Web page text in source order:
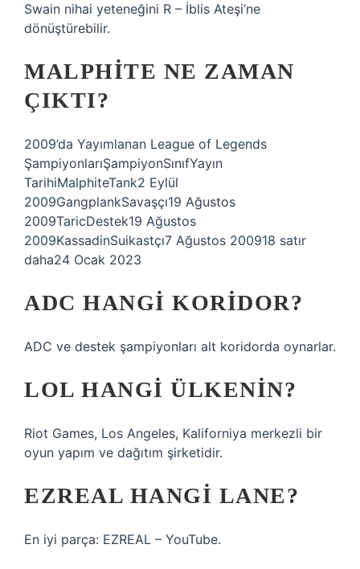
Swain nihai yeteneğini R – İblis Ateşi’ne
dönüştürebilir.
MALPHITE NE ZAMAN
ÇIKTI?
2009’da Yayımlanan League of Legends
ŞampiyonlarıŞampiyonSınıfYayın
TarihiMalphiteTank2 Eylül
2009GangplankSavaşçı19 Ağustos
2009TaricDestek19 Ağustos
2009KassadinSuikastçı7 Ağustos 200918 satır
daha24 Ocak 2023
ADC HANGI KORIDOR?
ADC ve destek şampiyonları alt koridorda oynarlar.
LOL HANGI ÜLKENIN?
Riot Games, Los Angeles, Kaliforniya merkezli bir
oyun yapım ve dağıtım şirketidir.
EZREAL HANGI LANE?
En iyi parça: EZREAL – YouTube.